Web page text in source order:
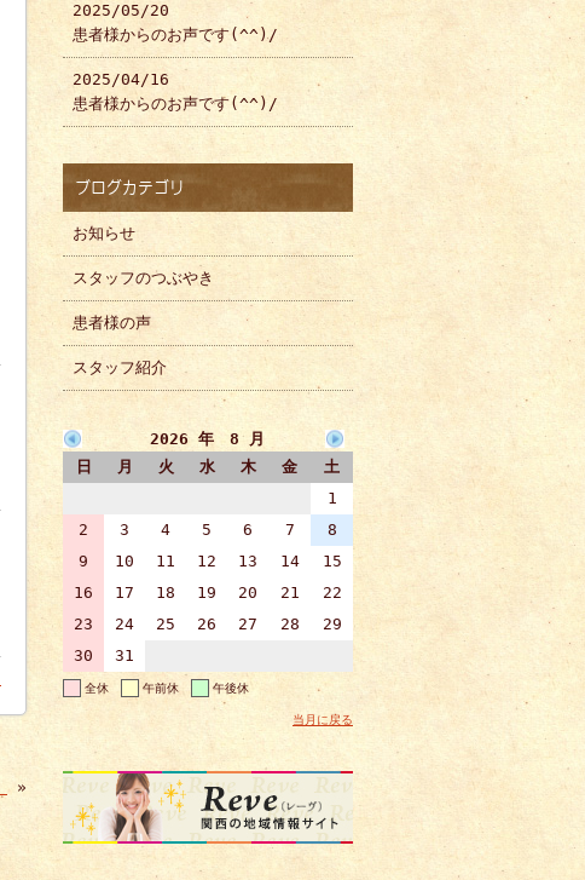
»
2025/05/20
患者様からのお声です(^^)/
2025/04/16
患者様からのお声です(^^)/
ブログカテゴリ
お知らせ
スタッフのつぶやき
患者様の声
スタッフ紹介
2026 年 8 月
日
月 火 水 木 金
土
1
2
3 4 5 6 7
8
9
10 11 12 13 14
15
16
17 18 19 20 21
22
23
24 25 26 27 28
29
30
31
全休 午前休 午後休
当月に戻る